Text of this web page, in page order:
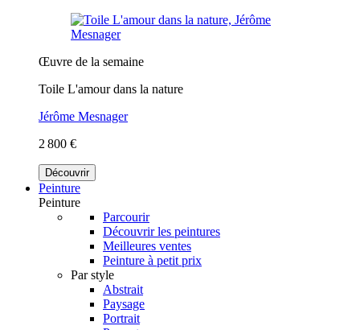
Œuvre de la semaine
Toile L'amour dans la nature
Jérôme Mesnager
2 800 €
Découvrir
Peinture
Peinture
Parcourir
Découvrir les peintures
Meilleures ventes
Peinture à petit prix
Par style
Abstrait
Paysage
Portrait